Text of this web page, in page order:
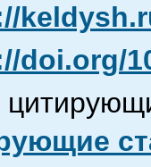
doi.org/